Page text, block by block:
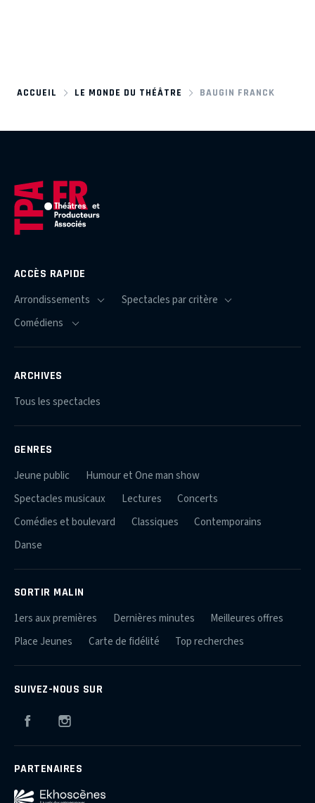
ACCUEIL LE MONDE DU THÉÂTRE BAUGIN FRANCK
ACCÈS RAPIDE
ARCHIVES
Tous les spectacles
GENRES
Jeune public
Humour et One man show
Spectacles musicaux
Lectures
Concerts
Comédies et boulevard
Classiques
Contemporains
Danse
SORTIR MALIN
1ers aux premières Dernières minutes
Meilleures offres
Place Jeunes
Carte de fidélité Top recherches
SUIVEZ-NOUS SUR
Facebook
PARTENAIRES